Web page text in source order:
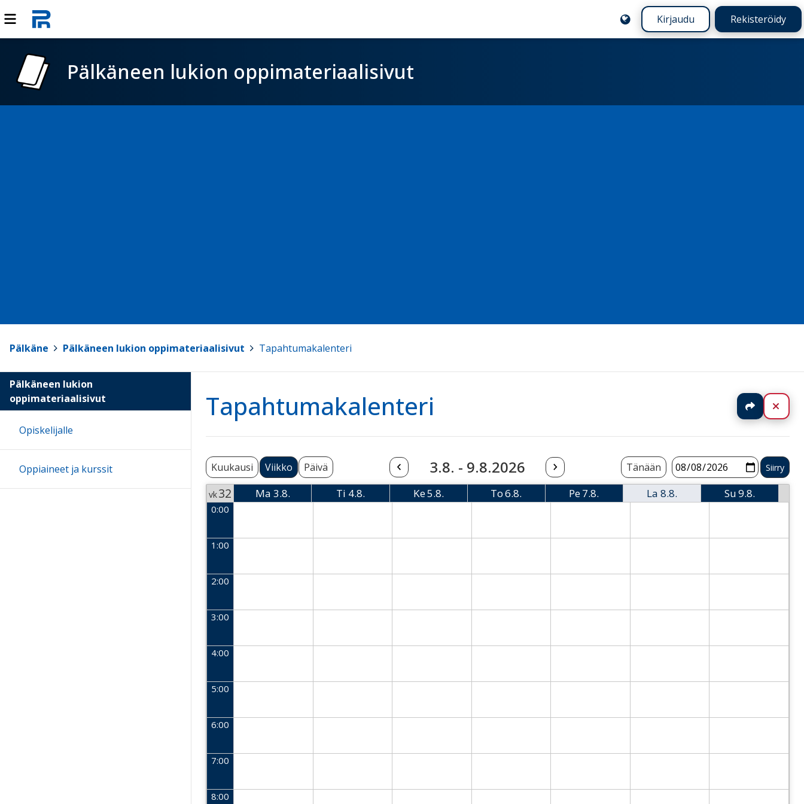
Kirjaudu Rekisteröidy
Pälkäneen lukion oppimateriaalisivut
Pälkäne Pälkäneen lukion oppimateriaalisivut Tapahtumakalenteri
Tapahtumakalenteri Jaa
Kuukausi Viikko Päivä 3.8. - 9.8.2026 Tänään
vk32
Week 32
Ma 3.8.
Ti 4.8.
Ke5.8.
To6.8.
Pe7.8.
La 8.8.
Su9.8.
0:00
1:00
2:00
3:00
4:00
5:00
6:00
7:00
8:00
Pälkäneen lukion
oppimateriaalisivut
Opiskelijalle
Oppiaineet ja kurssit